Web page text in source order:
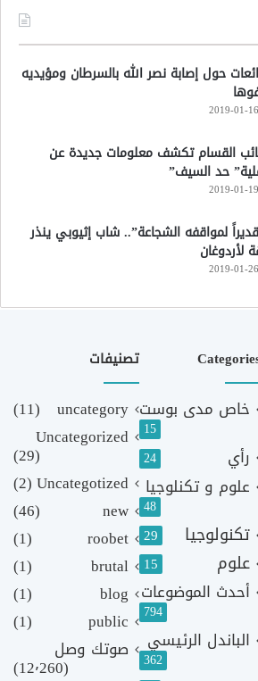
حول إصابة نصر الله بالسرطان ومؤيديه
2019-01-16
القسام تكشف معلومات جديدة عن
حد السيف”
2019-01-19
لمواقفه الشجاعة”.. شاب إثيوبي ينذر
لأردوغان
2019-01-26
خاص مدى بوست
15
رأي 24
علوم و تكنلوجيا
48
تكنولوجيا 29
علوم 15
أحدث الموضوعات
794
الباندل الرئيسي
362
تصنيفات
uncategory
(11)
Uncategorized
(29)
Uncategotized
(2)
new
(46)
roobet
(1)
brutal
(1)
blog
(1)
public
(1)
صوتك وصل
(12٬260)